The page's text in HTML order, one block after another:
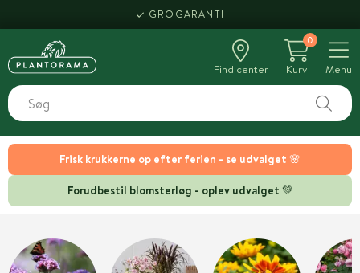
GROGARANTI
Find center
0
Kurv
Menu
Frisk krukkerne op efter ferien - se udvalget 🌸
Forudbestil blomsterløg - oplev udvalget 💚